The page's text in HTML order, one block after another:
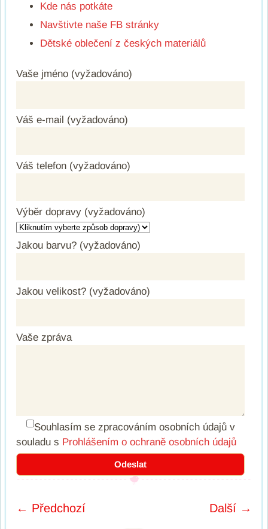
Kde nás potkáte
Navštivte naše FB stránky
Dětské oblečení z českých materiálů
Vaše jméno (vyžadováno)
Váš e-mail (vyžadováno)
Váš telefon (vyžadováno)
Výběr dopravy (vyžadováno)
Jakou barvu? (vyžadováno)
Jakou velikost? (vyžadováno)
Vaše zpráva
Souhlasím se zpracováním osobních údajů v
souladu s Prohlášením o ochraně osobních údajů
← Předchozí Další →